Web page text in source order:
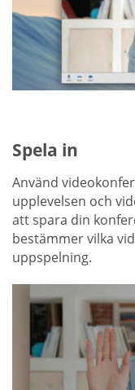
Spela in
Använd
upplevelsen och
att spara din
bestämmer vilka
uppspelning.